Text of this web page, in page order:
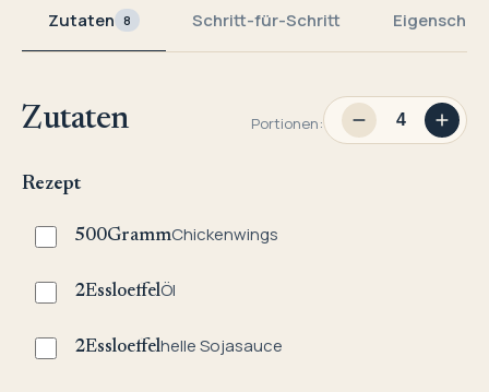
Zutaten 8 Schritt-für-Schritt
Zutaten Portionen:
Rezept
500GrammChickenwings
2EssloeffelÖl
2Essloeffelhelle Sojasauce